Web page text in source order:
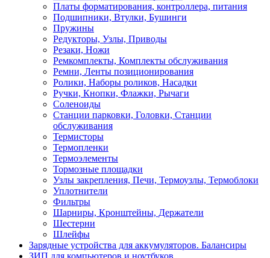
Платы форматирования, контроллера, питания
Подшипники, Втулки, Бушинги
Пружины
Редукторы, Узлы, Приводы
Резаки, Ножи
Ремкомплекты, Комплекты обслуживания
Ремни, Ленты позиционирования
Ролики, Наборы роликов, Насадки
Ручки, Кнопки, Флажки, Рычаги
Соленоиды
Станции парковки, Головки, Станции
обслуживания
Термисторы
Термопленки
Термоэлементы
Тормозные площадки
Узлы закрепления, Печи, Термоузлы, Термоблоки
Уплотнители
Фильтры
Шарниры, Кронштейны, Держатели
Шестерни
Шлейфы
Зарядные устройства для аккумуляторов. Балансиры
ЗИП для компьютеров и ноутбуков